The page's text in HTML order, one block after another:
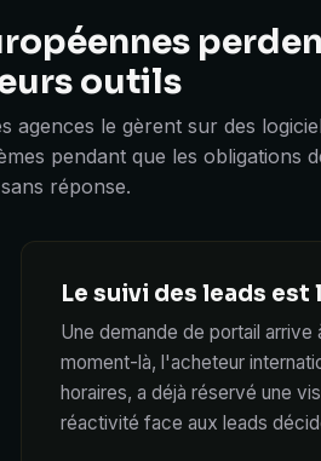
outils
agences le gèrent sur des
pendant que les obligations
réponse.
Le suivi des leads
Une demande de portail
moment-là, l'acheteur
horaires, a déjà réservé une
réactivité face aux leads